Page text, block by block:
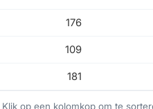
176
109
181
op een kolomkop om te